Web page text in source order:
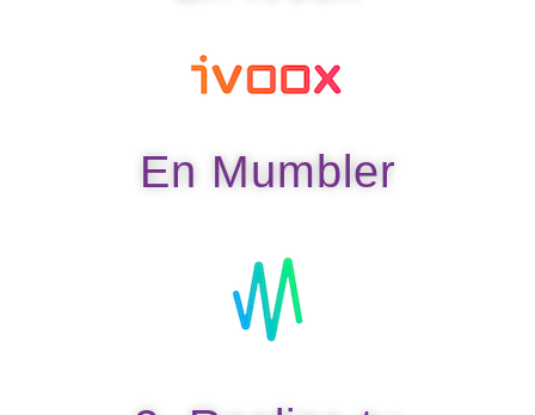
En Mumbler